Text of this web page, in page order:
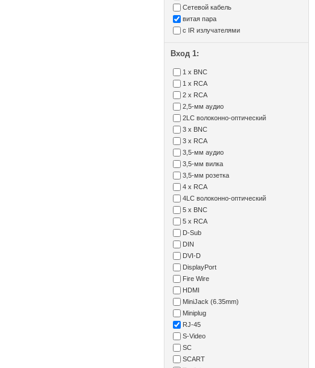
Сетевой кабель
витая пара
с IR излучателями
Вход 1:
1 x BNC
1 x RCA
2 x RCA
2,5-мм аудио
2LC волоконно-оптический
3 x BNC
3 x RCA
3,5-мм аудио
3,5-мм вилка
3,5-мм розетка
4 x RCA
4LC волоконно-оптический
5 x BNC
5 x RCA
D-Sub
DIN
DVI-D
DisplayPort
Fire Wire
HDMI
MiniJack (6.35mm)
Miniplug
RJ-45
S-Video
SC
SCART